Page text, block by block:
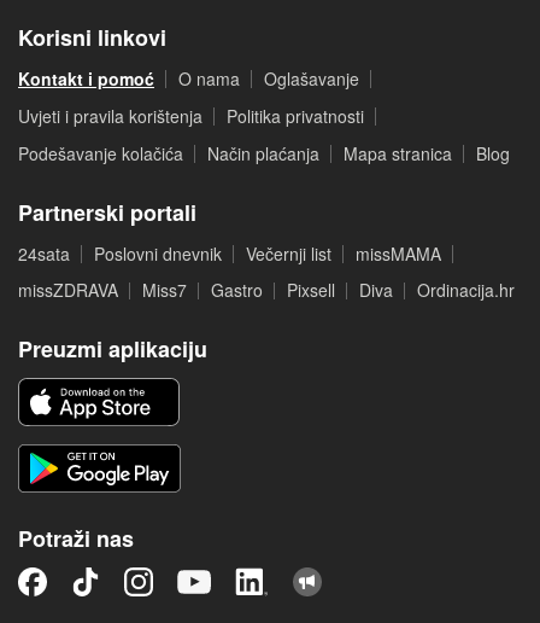
Korisni linkovi
Kontakt i pomoć O nama
Oglašavanje
Uvjeti i pravila korištenja
Politika privatnosti
Podešavanje kolačića
Način plaćanja Mapa stranica Blog
Partnerski portali
24sata Poslovni dnevnik Večernji list
missMAMA
missZDRAVA
Miss7 Gastro Pixsell Diva Ordinacija.hr
Preuzmi aplikaciju
Potraži nas